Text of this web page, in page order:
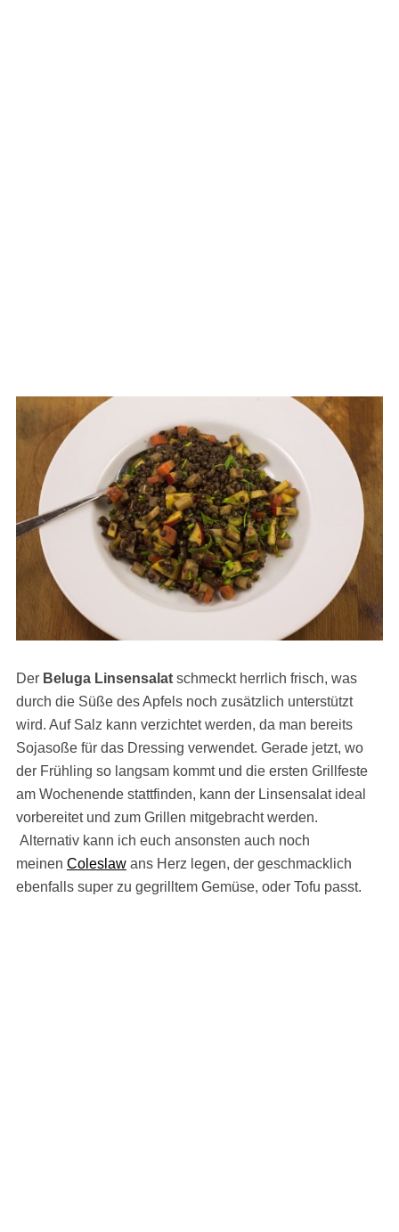
Der Beluga Linsensalatschmeckt herrlich frisch, was
durch die Süße des Apfels noch zusätzlich unterstützt
wird. Auf Salz kann verzichtet werden, da man bereits
Sojasoße für das Dressing verwendet. Gerade jetzt, wo
der Frühling so langsam kommt und die ersten Grillfeste
am Wochenende stattfinden, kann der Linsensalat ideal
vorbereitet und zum Grillen mitgebracht werden.
Alternativ kann ich euch ansonsten auch noch
meinen Coleslawans Herz legen, der geschmacklich
ebenfalls super zu gegrilltem Gemüse, oder Tofu passt.